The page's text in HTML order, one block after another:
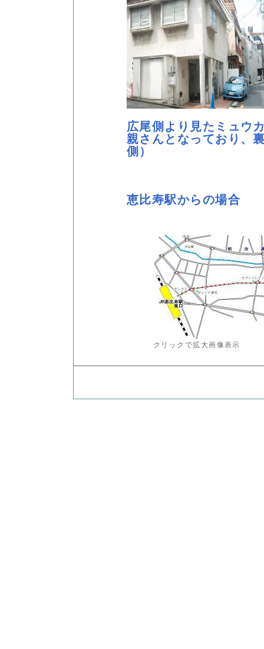
広尾側より見たミュウ
親さんとなっており、
側）
恵比寿駅からの場合
クリックで拡大画像表示